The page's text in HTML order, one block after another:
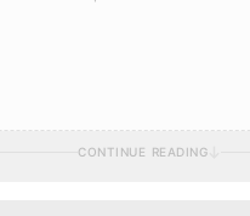
CONTINUE READING